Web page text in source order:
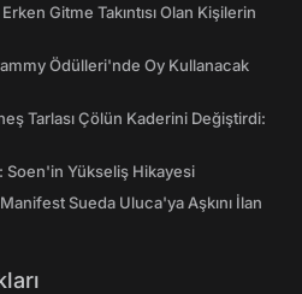
Gitme Takıntısı Olan Kişilerin
Ödülleri'nde Oy Kullanacak
Tarlası Çölün Kaderini Değiştirdi:
Yükseliş Hikayesi
Sueda Uluca'ya Aşkını İlan